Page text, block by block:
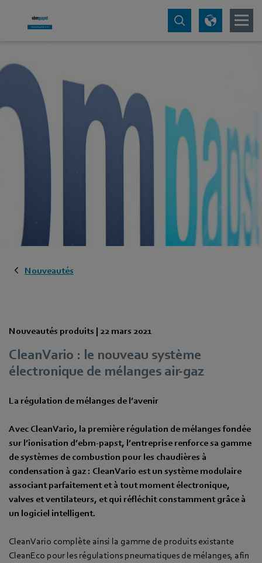
Nouveautés
Nouveautés produits | 22 mars 2021
CleanVario : le nouveau système
électronique de mélanges air-gaz
La régulation de mélanges de l’avenir
Avec CleanVario, la première régulation de mélanges fondée
sur l’ionisation d’ebm-papst, l’entreprise renforce sa gamme
de systèmes de combustion pour les chaudières à
condensation à gaz : CleanVario est un système modulaire
associant parfaitement et à tout moment électronique,
valves et ventilateurs, et qui réfléchit constamment grâce à
un logiciel intelligent.
CleanVario complète ainsi la gamme de produits existante
CleanEco pour les régulations pneumatiques de mélanges, afin